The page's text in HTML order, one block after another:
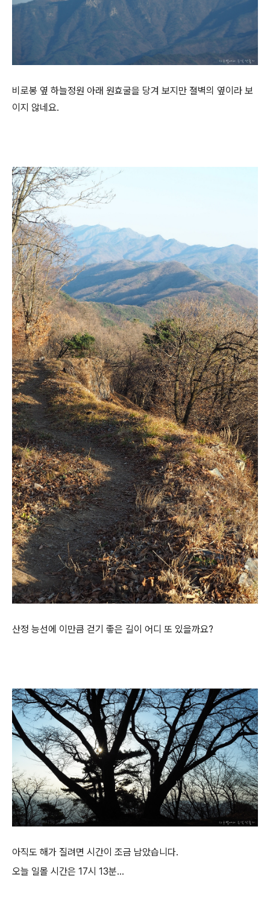
비로봉 옆 하늘정원 아래 원효굴을 당겨 보지만 졀벽의 옆이라 보
이지 않네요.
산정 능선에 이만큼 걷기 좋은 길이 어디 또 있을까요?
아직도 해가 질려면 시간이 조금 남았습니다.
오늘 일몰 시간은 17시 13분...